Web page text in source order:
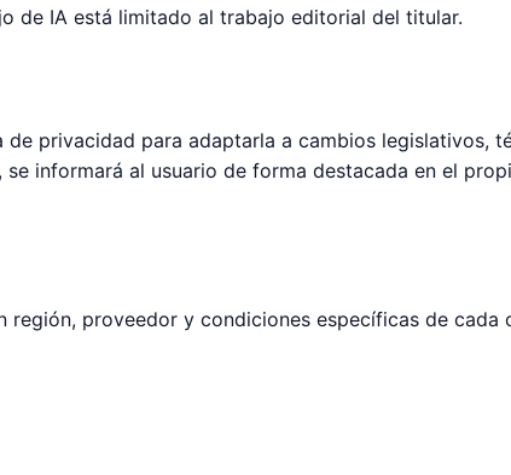
de IA está limitado al trabajo editorial del titular.
privacidad para adaptarla a cambios legislativos,
informará al usuario de forma destacada en el
región, proveedor y condiciones específicas de cada